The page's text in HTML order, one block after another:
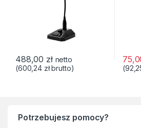
488,00 zł netto
(600,24 złbrutto)
(
Potrzebujesz pomocy?